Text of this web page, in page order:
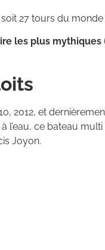
27 tours du
les plus mythiques
2012, et
l’eau, ce bateau
Joyon.